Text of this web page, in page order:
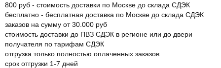
800 руб - стоимость доставки по Москве до склада СДЭК
бесплатно - бесплатная доставка по Москве до склада СДЭК
заказов на сумму от 30.000 руб
стоимость доставки до ПВЗ СДЭК в регионе или до двери
получателя по тарифам СДЭК
отгрузка только полностью оплаченных заказов
срок отгрузки 1-7 дней